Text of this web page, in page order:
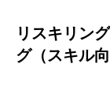
リスキリン
グ（スキル